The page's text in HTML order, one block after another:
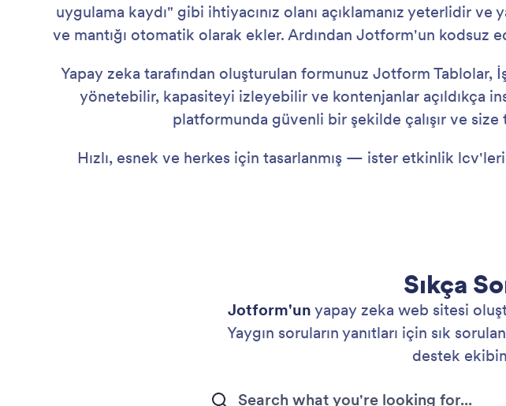
uygulama kaydı" gibi ihtiyacınız olanı açıklamanız yeterlidir
ve mantığı otomatik olarak ekler. Ardından Jotform'un kodsuz
Yapay zeka tarafından oluşturulan formunuz Jotform Tablolar,
yönetebilir, kapasiteyi izleyebilir ve kontenjanlar açıldıkça
platformunda güvenli bir şekilde çalışır ve
Hızlı, esnek ve herkes için tasarlanmış — ister etkinlik
Sıkça
Jotform'unyapay zeka web sitesi
Yaygın soruların yanıtları için sık
destek